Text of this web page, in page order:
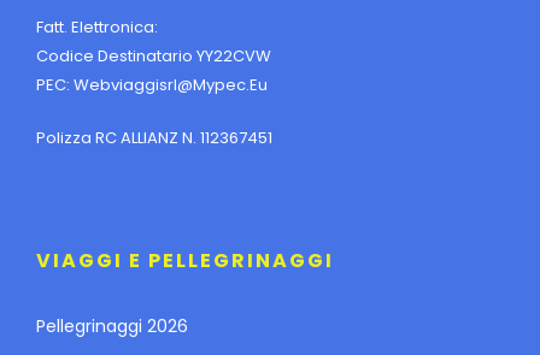
Fatt. Elettronica:
Codice Destinatario YY22CVW
PEC: Webviaggisrl@mypec.eu
Polizza RC ALLIANZ N. 112367451
VIAGGI E PELLEGRINAGGI
Pellegrinaggi 2026